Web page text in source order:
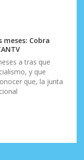
Cobra
a tras que
y que
que, la junta